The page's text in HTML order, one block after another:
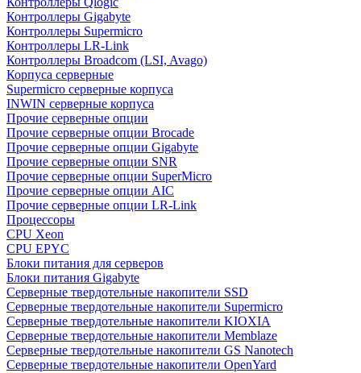
Контроллеры Gigabyte
Контроллеры Supermicro
Контроллеры LR-Link
Контроллеры Broadcom (LSI, Avago)
Корпуса серверные
Supermicro серверные корпуса
INWIN серверные корпуса
Прочие серверные опции
Прочие серверные опции Brocade
Прочие серверные опции Gigabyte
Прочие серверные опции SNR
Прочие серверные опции SuperMicro
Прочие серверные опции AIC
Прочие серверные опции LR-Link
Процессоры
CPU Xeon
CPU EPYC
Блоки питания для серверов
Блоки питания Gigabyte
Серверные твердотельные накопители SSD
Cерверные твердотельные накопители Supermicro
Cерверные твердотельные накопители KIOXIA
Cерверные твердотельные накопители Memblaze
Cерверные твердотельные накопители GS Nanotech
Серверные твердотельные накопители OpenYard